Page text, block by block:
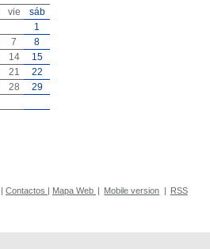
vie
sáb
1
7
8
14
15
21
22
28
29
Contactos Mapa Web Mobile version RSS